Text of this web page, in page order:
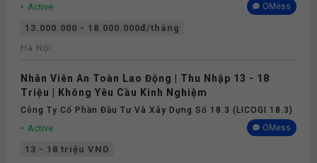
Active OMess
13.000.000 - 18.000.000đ/tháng
Hà Nội
Nhân Viên An Toàn Lao Động | Thu Nhập 13 - 18
Triệu | Không Yêu Cầu Kinh Nghiệm
Công Ty Cổ Phần Đầu Tư Và Xây Dựng Số 18.3 (LICOGI 18.3)
Active OMess
13 - 18 triệu VND